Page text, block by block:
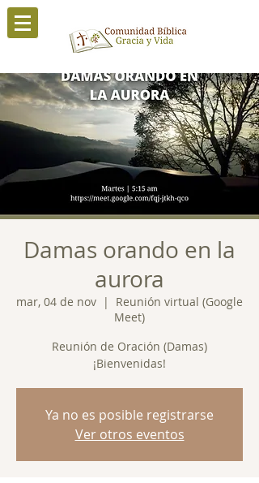
Damas orando en la
aurora
mar, 04 de nov
  |
Reunión virtual (Google
Meet)
Reunión de Oración (Damas)
¡Bienvenidas!
Ya no es posible registrarse
Ver otros eventos